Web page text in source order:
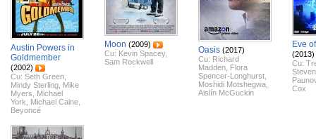
Austin Powers in
Goldmember
(2002)
Cu: Seth Green
Mindy Sterling Mike
Myers
Michael
York
Michael Caine
Beyoncé
Moon (2009)
Cu: Kevin Spacey,
Sam Rockwell
Oasis (2017)
Cu: Richard
Madden Flora
Spencer-Longhurst
Moshidi Motshegwa
Aislín McGuckin
Eve
(2013)
Cu:
Cox